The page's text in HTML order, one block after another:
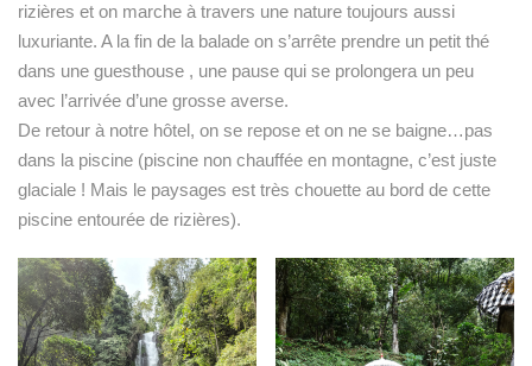
rizières et on marche à travers une nature toujours aussi
luxuriante. A la fin de la balade on s’arrête prendre un petit thé
dans une guesthouse , une pause qui se prolongera un peu
avec l’arrivée d’une grosse averse.
De retour à notre hôtel, on se repose et on ne se baigne…pas
dans la piscine (piscine non chauffée en montagne, c’est juste
glaciale ! Mais le paysages est très chouette au bord de cette
piscine entourée de rizières).